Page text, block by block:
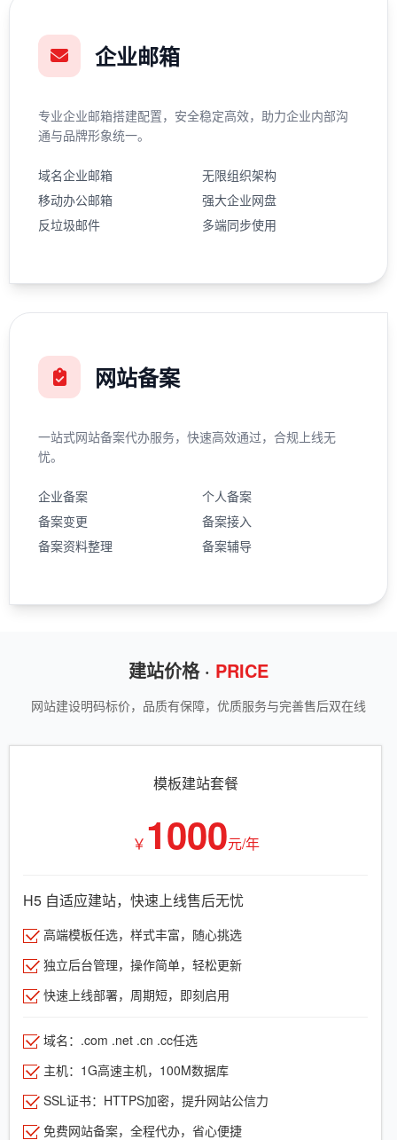
企业邮箱
专业企业邮箱搭建配置，安全稳定高效，助力企业内部沟
通与品牌形象统一。
域名企业邮箱
无限组织架构
移动办公邮箱
强大企业网盘
反垃圾邮件
多端同步使用
网站备案
一站式网站备案代办服务，快速高效通过，合规上线无
忧。
企业备案
个人备案
备案变更
备案接入
备案资料整理
备案辅导
建站价格 · PRICE
网站建设明码标价，品质有保障，优质服务与完善售后双在线
模板建站套餐
￥ 1000元/年
H5 自适应建站，快速上线售后无忧
高端模板任选，样式丰富，随心挑选
独立后台管理，操作简单，轻松更新
快速上线部署，周期短，即刻启用
域名：.com .net .cn .cc任选
主机：1G高速主机，100M数据库
SSL证书：HTTPS加密，提升网站公信力
免费网站备案，全程代办，省心便捷